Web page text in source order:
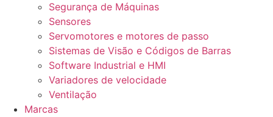
Segurança de Máquinas
Sensores
Servomotores e motores de passo
Sistemas de Visão e Códigos de Barras
Software Industrial e HMI
Variadores de velocidade
Ventilação
Marcas